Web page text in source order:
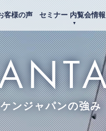
客様の声 セミナー 内覧会情報
ンジャパンの強み